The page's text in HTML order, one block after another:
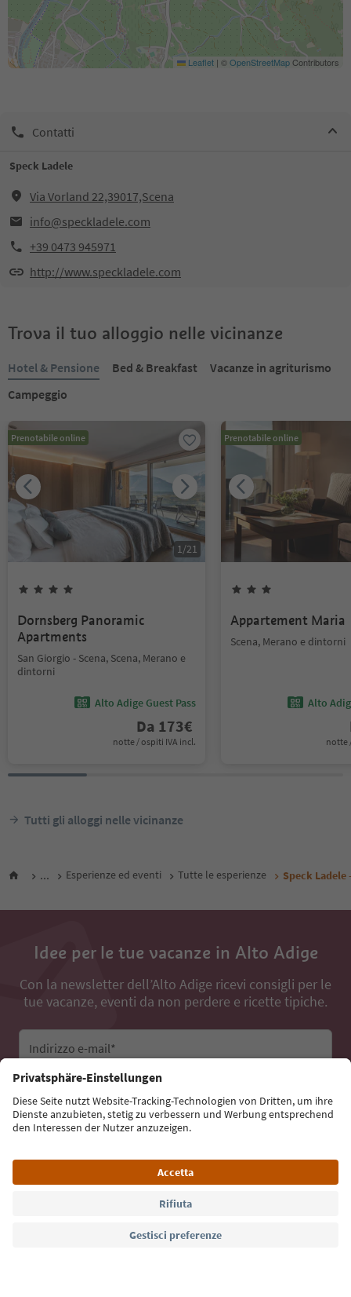
Leaflet | ©OpenStreetMapContributors
Contatti
Speck Ladele
Via Vorland 22,39017,Scena
info@speckladele.com
+39 0473 945971
http://www.speckladele.com
Trova il tuo alloggio nelle vicinanze
Hotel & Pensione Bed & Breakfast
Vacanze in agriturismo
Campeggio
Prenotabile online
1/21
Dornsberg Panoramic
Apartments
San Giorgio - Scena, Scena, Merano e
dintorni
Alto Adige Guest Pass
Da 173€
notte / ospiti IVA incl.
Prenotabile online
Appartement Maria
Scena, Merano e dintorni
Alto
notte
Tutti gli alloggi nelle vicinanze
... Esperienze ed eventi Tutte le esperienze Speck
Idee per le tue vacanze in Alto Adige
Con la newsletter dell’Alto Adige ricevi consigli per le
tue vacanze, eventi da non perdere e ricette tipiche.
Indirizzo e-mail*
Iscriviti alla newsletter